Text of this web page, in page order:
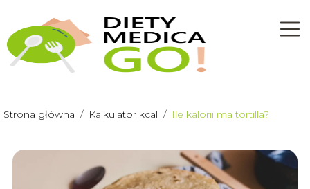
Strona główna / Kalkulator kcal / Ile kalorii ma tortilla?